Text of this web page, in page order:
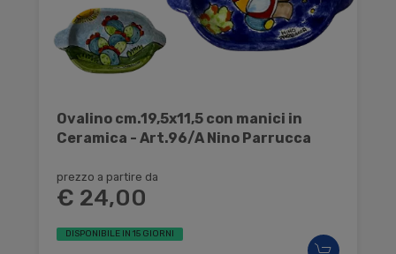
Ovalino cm.19,5x11,5 con manici in
Ceramica - Art.96/A Nino Parrucca
prezzo a partire da
€ 24,00
DISPONIBILE IN 15 GIORNI